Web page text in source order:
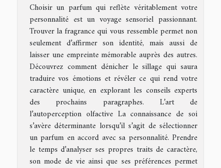
Choisir un parfum qui reflète véritablement votre
personnalité est un voyage sensoriel passionnant.
Trouver la fragrance qui vous ressemble permet non
seulement d’affirmer son identité, mais aussi de
laisser une empreinte mémorable auprès des autres.
Découvrez comment dénicher le sillage qui saura
traduire vos émotions et révéler ce qui rend votre
caractère unique, en explorant les conseils experts
des prochains paragraphes. L’art de
l’autoperception olfactive La connaissance de soi
s’avère déterminante lorsqu’il s’agit de sélectionner
un parfum en accord avec sa personnalité. Prendre
le temps d’analyser ses propres traits de caractère,
son mode de vie ainsi que ses préférences permet